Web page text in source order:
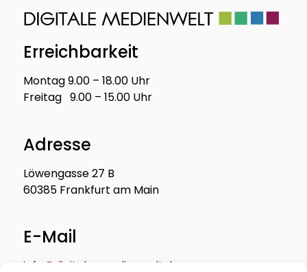
Erreichbarkeit
Montag 9.00 – 18.00 Uhr
Freitag 9.00 – 15.00 Uhr
Adresse
Löwengasse 27 B
60385 Frankfurt am Main
E-Mail
info@digitale-medienwelt.de